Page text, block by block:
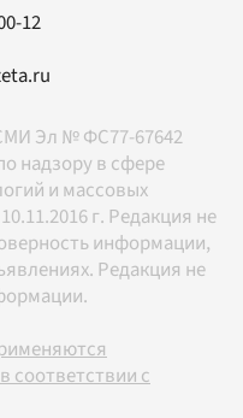
12
Эл № ФС77-67642
надзору в сфере
и массовых
г. Редакция не
информации,
Редакция не
соответствии с